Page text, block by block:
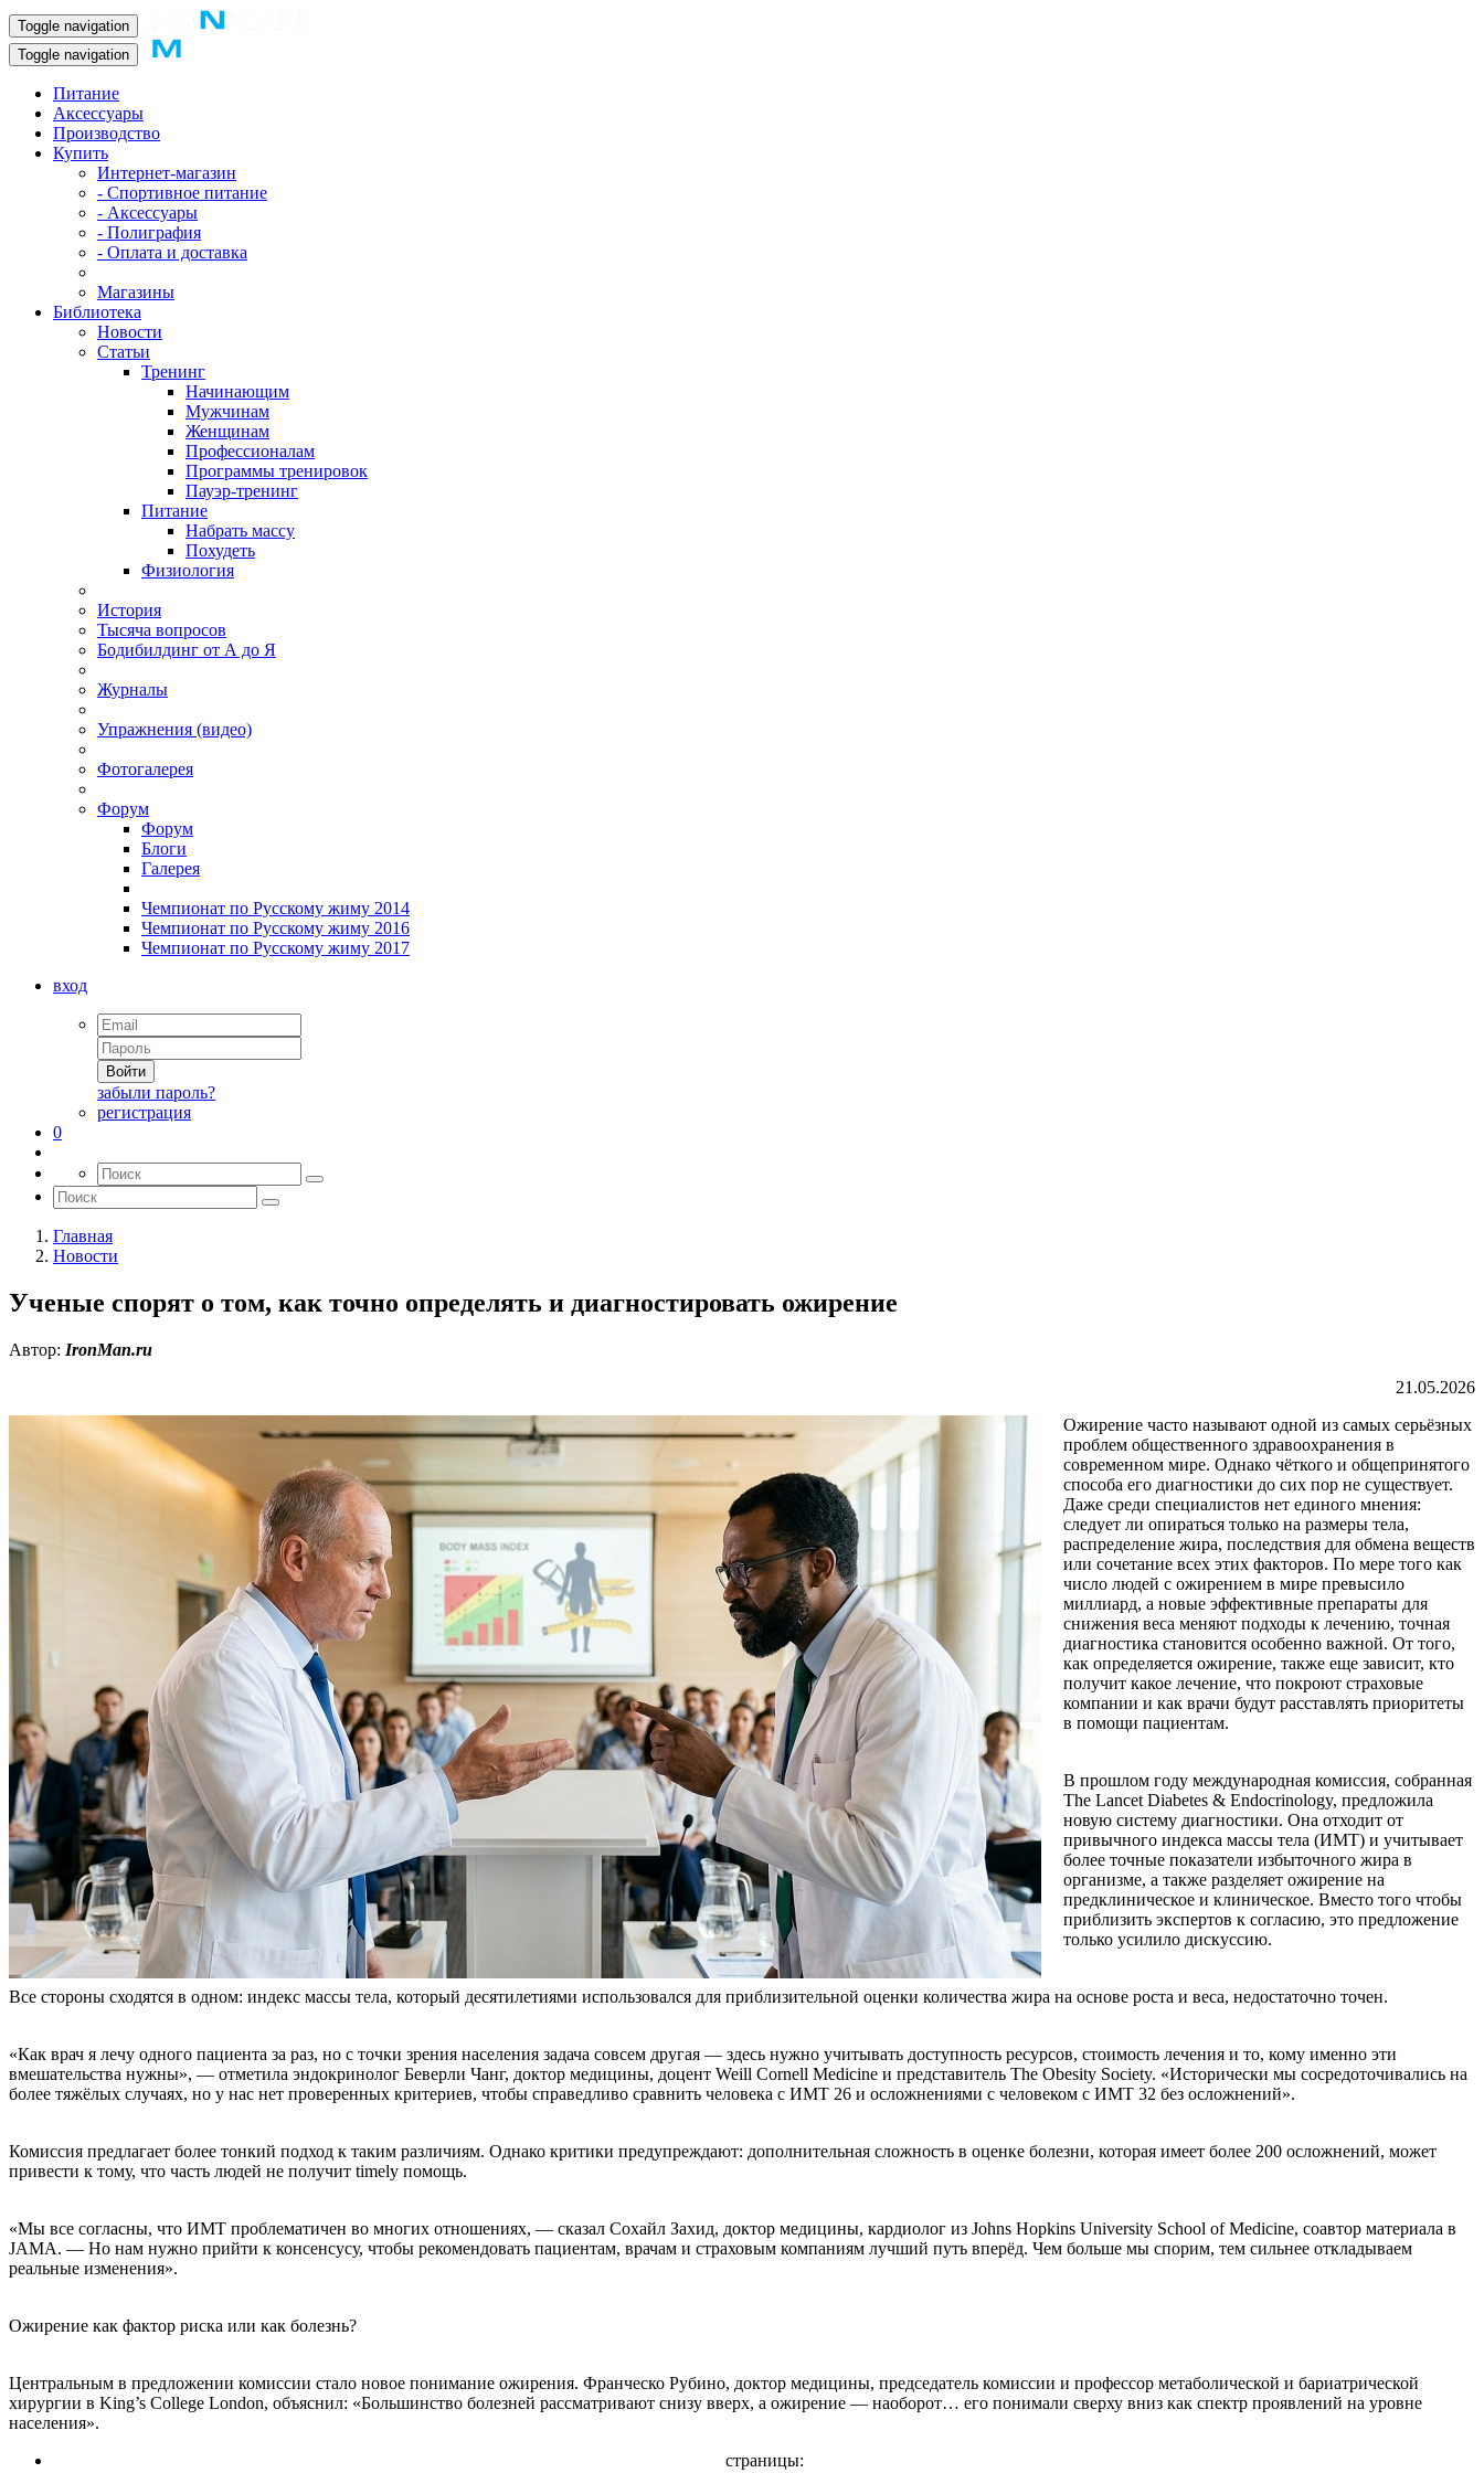
Toggle navigation
Toggle navigation
Питание
Аксессуары
Производство
Купить
Интернет-магазин
- Спортивное питание
- Аксессуары
- Полиграфия
- Оплата и доставка
Магазины
Библиотека
Новости
Статьи
Тренинг
Начинающим
Мужчинам
Женщинам
Профессионалам
Программы тренировок
Пауэр-тренинг
Питание
Набрать массу
Похудеть
Физиология
История
Тысяча вопросов
Бодибилдинг от А до Я
Журналы
Упражнения (видео)
Фотогалерея
Форум
Форум
Блоги
Галерея
Чемпионат по Русскому жиму 2014
Чемпионат по Русскому жиму 2016
Чемпионат по Русскому жиму 2017
вход
Войти
забыли пароль?
регистрация
0
Главная
Новости
Ученые спорят о том, как точно определять и диагностировать ожирение
Автор: IronMan.ru
21.05.2026
Ожирение часто называют одной из самых серьёзных
проблем общественного здравоохранения в
современном мире. Однако чёткого и общепринятого
способа его диагностики до сих пор не существует.
Даже среди специалистов нет единого мнения:
следует ли опираться только на размеры тела,
распределение жира, последствия для обмена веществ
или сочетание всех этих факторов. По мере того как
число людей с ожирением в мире превысило
миллиард, а новые эффективные препараты для
снижения веса меняют подходы к лечению, точная
диагностика становится особенно важной. От того,
как определяется ожирение, также еще зависит, кто
получит какое лечение, что покроют страховые
компании и как врачи будут расставлять приоритеты
в помощи пациентам.
В прошлом году международная комиссия, собранная
The Lancet Diabetes & Endocrinology, предложила
новую систему диагностики. Она отходит от
привычного индекса массы тела (ИМТ) и учитывает
более точные показатели избыточного жира в
организме, а также разделяет ожирение на
предклиническое и клиническое. Вместо того чтобы
приблизить экспертов к согласию, это предложение
только усилило дискуссию.
Все стороны сходятся в одном: индекс массы тела, который десятилетиями использовался для приблизительной оценки количества жира на основе роста и веса, недостаточно точен.
«Как врач я лечу одного пациента за раз, но с точки зрения населения задача совсем другая — здесь нужно учитывать доступность ресурсов, стоимость лечения и то, кому именно эти
вмешательства нужны», — отметила эндокринолог Беверли Чанг, доктор медицины, доцент Weill Cornell Medicine и представитель The Obesity Society. «Исторически мы сосредоточивались на
более тяжёлых случаях, но у нас нет проверенных критериев, чтобы справедливо сравнить человека с ИМТ 26 и осложнениями с человеком с ИМТ 32 без осложнений».
Комиссия предлагает более тонкий подход к таким различиям. Однако критики предупреждают: дополнительная сложность в оценке болезни, которая имеет более 200 осложнений, может
привести к тому, что часть людей не получит timely помощь.
«Мы все согласны, что ИМТ проблематичен во многих отношениях, — сказал Сохайл Захид, доктор медицины, кардиолог из Johns Hopkins University School of Medicine, соавтор материала в
JAMA. — Но нам нужно прийти к консенсусу, чтобы рекомендовать пациентам, врачам и страховым компаниям лучший путь вперёд. Чем больше мы спорим, тем сильнее откладываем
реальные изменения».
Ожирение как фактор риска или как болезнь?
Центральным в предложении комиссии стало новое понимание ожирения. Франческо Рубино, доктор медицины, председатель комиссии и профессор метаболической и бариатрической
хирургии в King’s College London, объяснил: «Большинство болезней рассматривают снизу вверх, а ожирение — наоборот… его понимали сверху вниз как спектр проявлений на уровне
населения».
страницы: